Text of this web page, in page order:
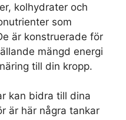
kolhydrater och
som
är konstruerade för
mängd energi
till din kropp.
kan bidra till dina
är här några tankar